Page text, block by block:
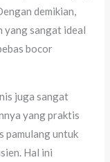
demikian,
yang sangat ideal
bocor
juga sangat
yang praktis
pamulang untuk
Hal ini